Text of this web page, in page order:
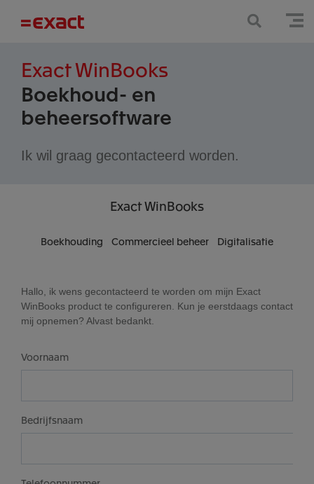
Exact WinBooks
Boekhoud- en
beheersoftware
Ik wil graag gecontacteerd worden.
ExactWinBooks
Boekhouding Commercieel beheer Digitalisatie
Hallo, ik wens gecontacteerd te worden om mijn Exact
WinBooks product te configureren. Kun je eerstdaags contact
mij opnemen? Alvast bedankt.
Voornaam
Bedrijfsnaam